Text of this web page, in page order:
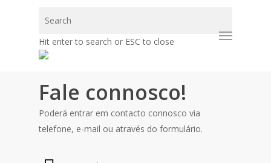
Hit enter to search or ESC to close
Search
Menu
Fale connosco!
Poderá entrar em contacto connosco via
telefone, e-mail ou através do formulário.